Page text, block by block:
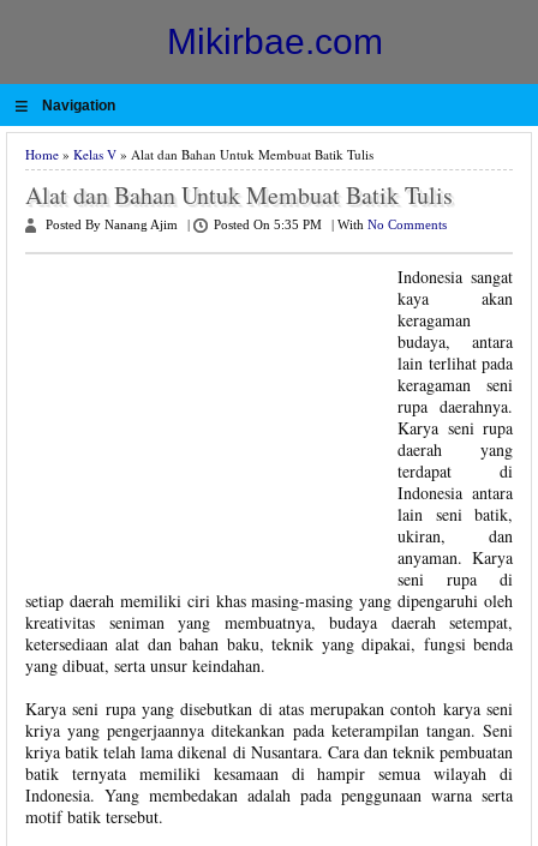
Mikirbae.com
≡ Navigation
Home » Kelas V » Alat dan Bahan Untuk Membuat Batik Tulis
Alat dan Bahan Untuk Membuat Batik Tulis
Posted By Nanang Ajim Posted On 5:35 PM With No Comments
Indonesia sangat
kaya akan
keragaman
budaya, antara
lain terlihat pada
keragaman seni
rupa daerahnya.
Karya seni rupa
daerah yang
terdapat di
Indonesia antara
lain seni batik,
ukiran, dan
anyaman. Karya
seni rupa di
setiap daerah memiliki ciri khas masing-masing yang dipengaruhi oleh
kreativitas seniman yang membuatnya, budaya daerah setempat,
ketersediaan alat dan bahan baku, teknik yang dipakai, fungsi benda
yang dibuat, serta unsur keindahan.
Karya seni rupa yang disebutkan di atas merupakan contoh karya seni
kriya yang pengerjaannya ditekankan pada keterampilan tangan. Seni
kriya batik telah lama dikenal di Nusantara. Cara dan teknik pembuatan
batik ternyata memiliki kesamaan di hampir semua wilayah di
Indonesia. Yang membedakan adalah pada penggunaan warna serta
motif batik tersebut.